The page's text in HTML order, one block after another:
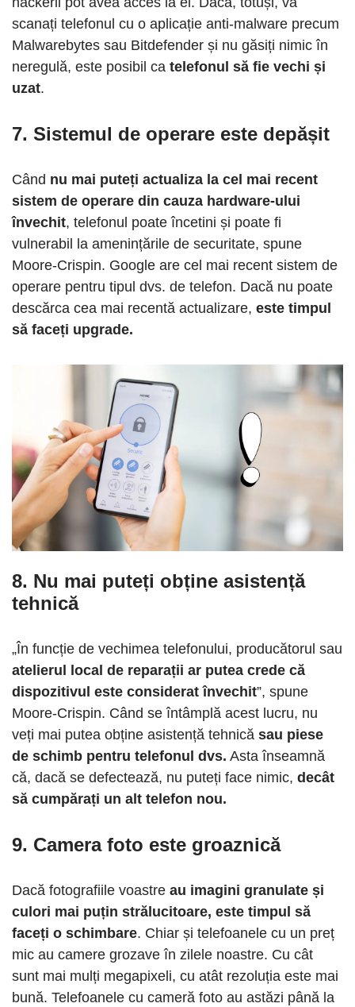
scanați telefonul cu o aplicație anti-malware precum
Malwarebytes sau Bitdefender și nu găsiți nimic în
neregulă, este posibil ca telefonul să fie vechi și
uzat.
7. Sistemul de operare este depășit
Când nu mai puteți actualiza la cel mai recent
sistem de operare din cauza hardware-ului
învechit, telefonul poate încetini și poate fi
vulnerabil la amenințările de securitate, spune
Moore-Crispin. Google are cel mai recent sistem de
operare pentru tipul dvs. de telefon. Dacă nu poate
descărca cea mai recentă actualizare, este timpul
să faceți upgrade.
8. Nu mai puteți obține asistență
tehnică
„În funcție de vechimea telefonului, producătorul sau
atelierul local de reparații ar putea crede că
dispozitivul este considerat învechit”, spune
Moore-Crispin. Când se întâmplă acest lucru, nu
veți mai putea obține asistență tehnică sau piese
de schimb pentru telefonul dvs. Asta înseamnă
că, dacă se defectează, nu puteți face nimic, decât
să cumpărați un alt telefon nou.
9. Camera foto este groaznică
Dacă fotografiile voastre au imagini granulate și
culori mai puțin strălucitoare, este timpul să
faceți o schimbare. Chiar și telefoanele cu un preț
mic au camere grozave în zilele noastre. Cu cât
sunt mai mulți megapixeli, cu atât rezoluția este mai
bună. Telefoanele cu cameră foto au astăzi până la